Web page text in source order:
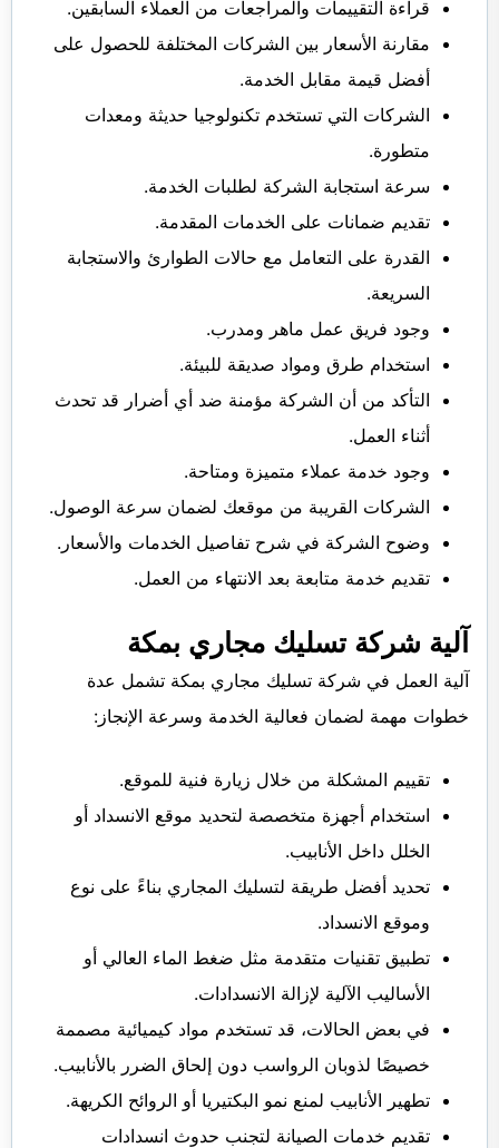
قراءة التقييمات والمراجعات من العملاء السابقين.
مقارنة الأسعار بين الشركات المختلفة للحصول على
أفضل قيمة مقابل الخدمة.
الشركات التي تستخدم تكنولوجيا حديثة ومعدات
متطورة.
سرعة استجابة الشركة لطلبات الخدمة.
تقديم ضمانات على الخدمات المقدمة.
القدرة على التعامل مع حالات الطوارئ والاستجابة
السريعة.
وجود فريق عمل ماهر ومدرب.
استخدام طرق ومواد صديقة للبيئة.
التأكد من أن الشركة مؤمنة ضد أي أضرار قد تحدث
أثناء العمل.
وجود خدمة عملاء متميزة ومتاحة.
الشركات القريبة من موقعك لضمان سرعة الوصول.
وضوح الشركة في شرح تفاصيل الخدمات والأسعار.
تقديم خدمة متابعة بعد الانتهاء من العمل.
آلية شركة تسليك مجاري بمكة
آلية العمل في شركة تسليك مجاري بمكة تشمل عدة
خطوات مهمة لضمان فعالية الخدمة وسرعة الإنجاز:
تقييم المشكلة من خلال زيارة فنية للموقع.
استخدام أجهزة متخصصة لتحديد موقع الانسداد أو
الخلل داخل الأنابيب.
تحديد أفضل طريقة لتسليك المجاري بناءً على نوع
وموقع الانسداد.
تطبيق تقنيات متقدمة مثل ضغط الماء العالي أو
الأساليب الآلية لإزالة الانسدادات.
في بعض الحالات، قد تستخدم مواد كيميائية مصممة
خصيصًا لذوبان الرواسب دون إلحاق الضرر بالأنابيب.
تطهير الأنابيب لمنع نمو البكتيريا أو الروائح الكريهة.
تقديم خدمات الصيانة لتجنب حدوث انسدادات